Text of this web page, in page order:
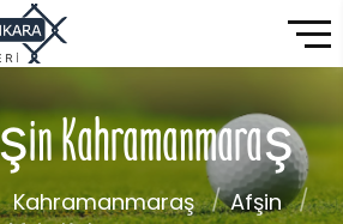
Kahramanmaraş
Kahramanmaraş
Afşin